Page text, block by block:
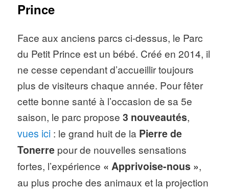
Prince
Face aux anciens parcs ci-dessus, le Parc
du Petit Prince est un bébé. Créé en 2014, il
ne cesse cependant d’accueillir toujours
plus de visiteurs chaque année. Pour fêter
cette bonne santé à l’occasion de sa 5e
saison, le parc propose3 nouveautés,
vues ici : le grand huit de la Pierre de
Tonerre pour de nouvelles sensations
fortes, l’expérience « Apprivoise-nous »,
au plus proche des animaux et la projection